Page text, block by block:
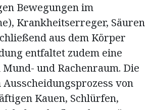
Bewegungen im
Krankheitserreger, Säuren
aus dem Körper
entfaltet zudem eine
und Rachenraum. Die
von
Kauen, Schlürfen,